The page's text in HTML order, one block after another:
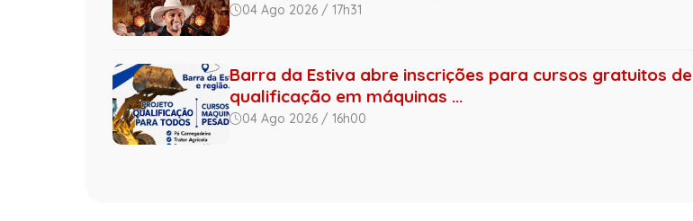
04 Ago 2026 / 17h31
Barra da Estiva abre inscrições para cursos gratuitos de
qualificação em máquinas ...
04 Ago 2026 / 16h00